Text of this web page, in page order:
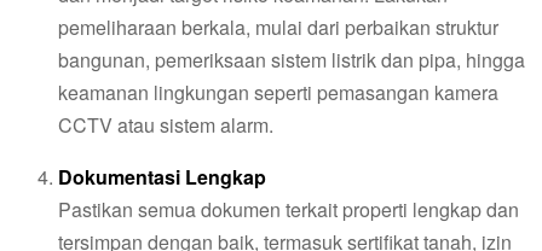
pemeliharaan berkala, mulai dari perbaikan struktur
bangunan, pemeriksaan sistem listrik dan pipa, hingga
keamanan lingkungan seperti pemasangan kamera
CCTV atau sistem alarm.
Dokumentasi Lengkap
Pastikan semua dokumen terkait properti lengkap dan
tersimpan dengan baik, termasuk sertifikat tanah, izin